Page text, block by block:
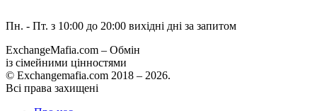
Пн. - Пт. з 10:00 до 20:00 вихідні дні за запитом
ExchangeMafia.com – Обмін
із сімейними цінностями
© Exchangemafia.com 2018 – 2026.
Всі права захищені